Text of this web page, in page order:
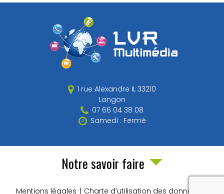
1 rue Alexandre II, 33210
Langon
07 66 04 38 08
Samedi : Fermé
Notre savoir faire
Mentions légales Charte d’utilisation des données